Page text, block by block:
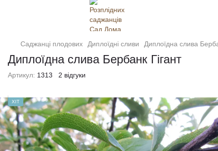
Саджанці плодових Диплоїдні сливи Диплоїдна слива
Диплоїдна слива Бербанк Гігант
Артикул: 1313 2 відгуки
ХІТ